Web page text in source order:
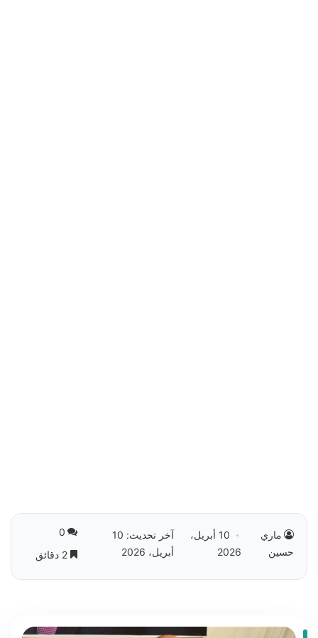
ماري
حسين
10 أبريل،
2026
آخر تحديث: 10
أبريل، 2026
0
2 دقائق